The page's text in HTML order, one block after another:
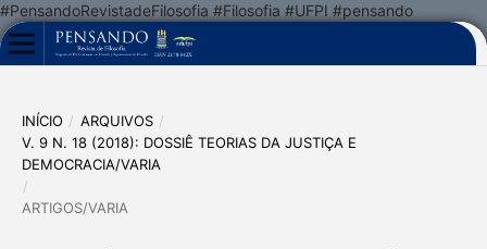
#PensandoRevistadeFilosofia #Filosofia #UFPI #pensando
INÍCIO / ARQUIVOS /
V. 9 N. 18 (2018): DOSSIÊ TEORIAS DA JUSTIÇA E
DEMOCRACIA/VARIA
/
ARTIGOS/VARIA